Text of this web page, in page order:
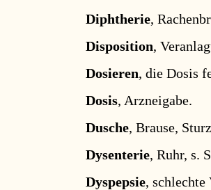
Diphtherie,
Disposition,
Dosieren, die Dosis
Dosis, Arzneigabe.
Dusche, Brause,
Dysenterie, Ruhr, s.
Dyspepsie, schlechte